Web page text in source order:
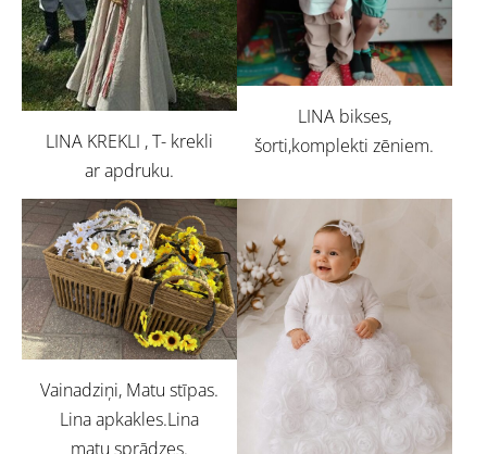
LINA KREKLI , T- krekli
ar apdruku.
LINA bikses,
šorti,komplekti zēniem.
Vainadziņi, Matu stīpas.
Lina apkakles.Lina
matu sprādzes.